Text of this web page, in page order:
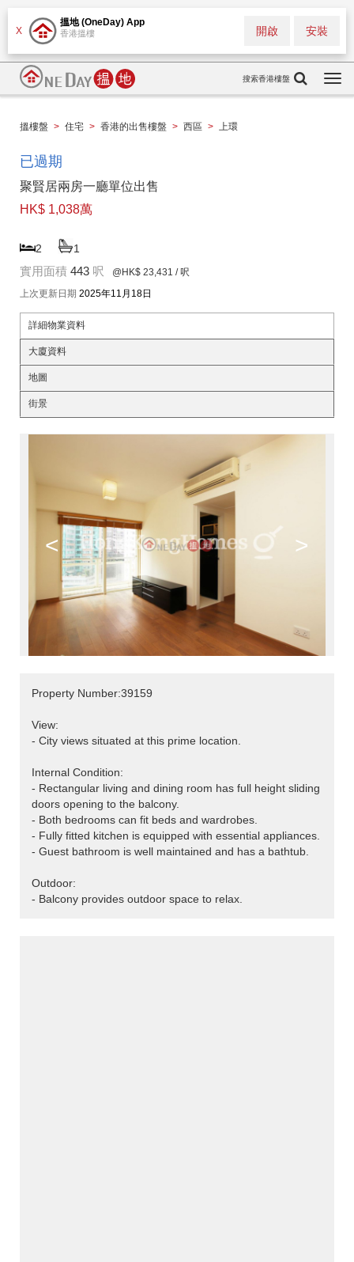
X
搵地 (OneDay) App
香港搵樓 安裝
開啟
搜索香港樓盤
搵樓盤 > 住宅 > 香港的出售樓盤 > 西區 > 上環
已過期
聚賢居兩房一廳單位出售
HK$ 1,038萬
2 1
實用面積 443 呎 @HK$ 23,431 / 呎
上次更新日期 2025年11月18日
詳細物業資料
大廈資料
地圖
街景
< >
Property Number:39159
View:
- City views situated at this prime location.
Internal Condition:
- Rectangular living and dining room has full height sliding
doors opening to the balcony.
- Both bedrooms can fit beds and wardrobes.
- Fully fitted kitchen is equipped with essential appliances.
- Guest bathroom is well maintained and has a bathtub.
Outdoor:
- Balcony provides outdoor space to relax.